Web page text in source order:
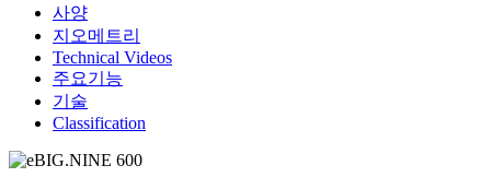
사양
지오메트리
Technical Videos
주요기능
기술
Classification